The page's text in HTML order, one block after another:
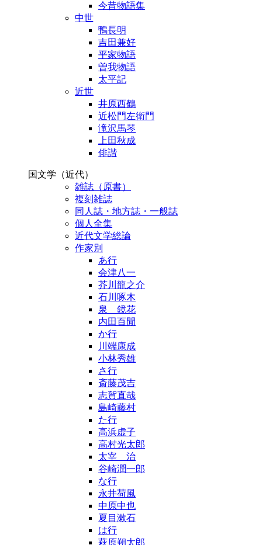
今昔物語集
中世
鴨長明
吉田兼好
平家物語
曽我物語
太平記
近世
井原西鶴
近松門左衛門
滝沢馬琴
上田秋成
俳諧
国文学（近代）
雑誌（原書）
複刻雑誌
同人誌・地方誌・一般誌
個人全集
近代文学総論
作家別
あ行
会津八一
芥川龍之介
石川啄木
泉 鏡花
内田百閒
か行
川端康成
小林秀雄
さ行
斎藤茂吉
志賀直哉
島崎藤村
た行
高浜虚子
高村光太郎
太宰 治
谷崎潤一郎
な行
永井荷風
中原中也
夏目漱石
は行
萩原朔太郎